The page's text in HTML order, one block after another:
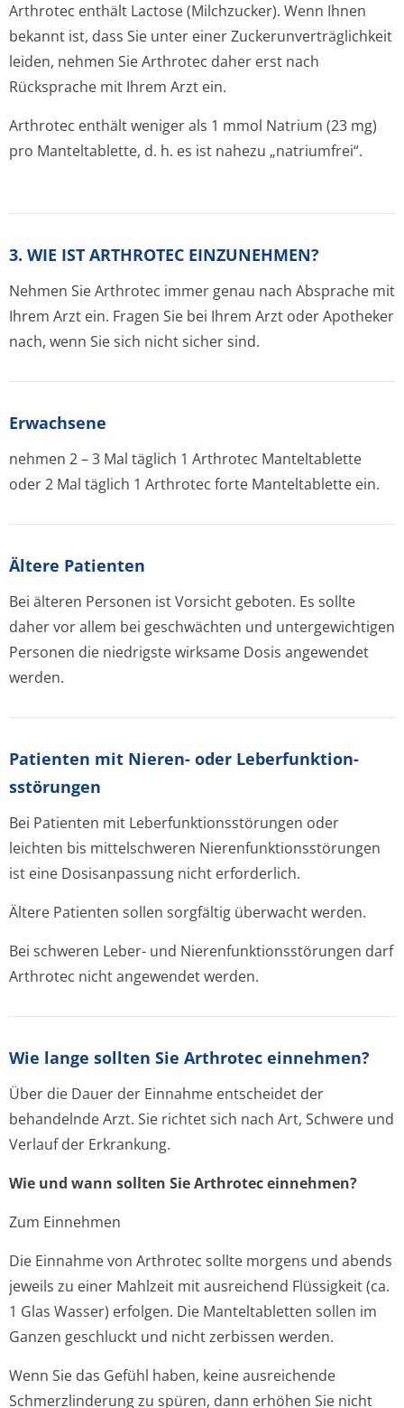
Arthrotec enthält Lactose (Milchzucker). Wenn Ihnen
bekannt ist, dass Sie unter einer Zuckerunverträglichke­it
leiden, nehmen Sie Arthrotec daher erst nach
Rücksprache mit Ihrem Arzt ein.
Arthrotec enthält weniger als 1 mmol Natrium (23 mg)
pro Manteltablette, d. h. es ist nahezu „natriumfrei“.
3. WIE IST ARTHROTEC EINZUNEHMEN?
Nehmen Sie Arthrotec immer genau nach Absprache mit
Ihrem Arzt ein. Fragen Sie bei Ihrem Arzt oder Apotheker
nach, wenn Sie sich nicht sicher sind.
Erwachsene
nehmen 2 – 3 Mal täglich 1 Arthrotec Manteltablette
oder 2 Mal täglich 1 Arthrotec forte Manteltablette ein.
Ältere Patienten
Bei älteren Personen ist Vorsicht geboten. Es sollte
daher vor allem bei geschwächten und untergewichtigen
Personen die niedrigste wirksame Dosis angewendet
werden.
Patienten mit Nieren- oder Leberfunktion­
sstörungen
Bei Patienten mit Leberfunktion­sstörungen oder
leichten bis mittelschweren Nierenfunktion­sstörungen
ist eine Dosisanpassung nicht erforderlich.
Ältere Patienten sollen sorgfältig überwacht werden.
Bei schweren Leber- und Nierenfunktion­sstörungen darf
Arthrotec nicht angewendet werden.
Wie lange sollten Sie Arthrotec einnehmen?
Über die Dauer der Einnahme entscheidet der
behandelnde Arzt. Sie richtet sich nach Art, Schwere und
Verlauf der Erkrankung.
Wie und wann sollten Sie Arthrotec einnehmen?
Zum Einnehmen
Die Einnahme von Arthrotec sollte morgens und abends
jeweils zu einer Mahlzeit mit ausreichend Flüssigkeit (ca.
1 Glas Wasser) erfolgen. Die Manteltabletten sollen im
Ganzen geschluckt und nicht zerbissen werden.
Wenn Sie das Gefühl haben, keine ausreichende
Schmerzlinderung zu spüren, dann erhöhen Sie nicht